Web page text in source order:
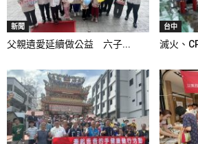
新聞
父親遺愛延續做公益 六子...
台中
滅火、